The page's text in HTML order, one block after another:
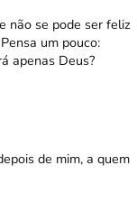
não se pode ser feliz
um pouco:
apenas Deus?
de mim, a quem